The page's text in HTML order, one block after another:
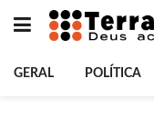
GERAL POLÍTICA